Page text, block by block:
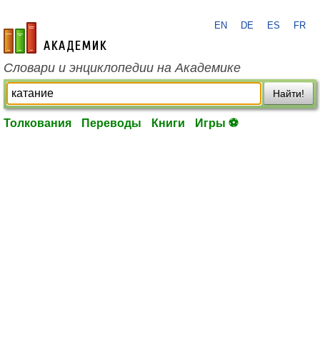
academic.ru
EN DE ES FR
Словари и энциклопедии на Академике
Найти!
Толкования Переводы Книги Игры ⚽